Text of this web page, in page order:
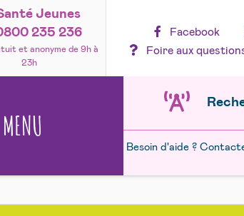
Jeunes
235 236
et anonyme de 9h à
23h
Facebook
Foire aux
MENU
Besoin d'aide ?